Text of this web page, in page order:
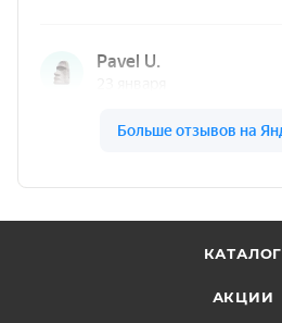
КАТАЛОГ
АКЦИИ